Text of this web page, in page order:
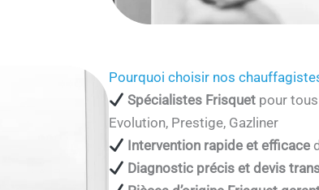
Pourquoi choisir nos
Spécialistes Frisquet pour
Evolution, Prestige, Gazliner
Intervention rapide et efficace
Diagnostic précis et devis